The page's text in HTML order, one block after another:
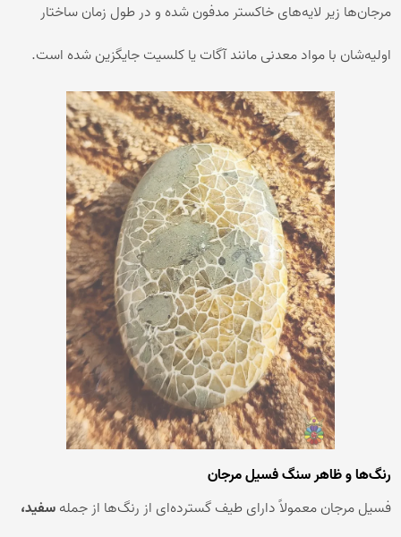
مرجان‌ها زیر لایه‌های خاکستر مدفون شده و در طول زمان ساختار
اولیه‌شان با مواد معدنی مانند آگات یا کلسیت جایگزین شده است.
رنگ‌ها و ظاهر سنگ فسیل مرجان
فسیل مرجان معمولاً دارای طیف گسترده‌ای از رنگ‌ها از جملهسفید،